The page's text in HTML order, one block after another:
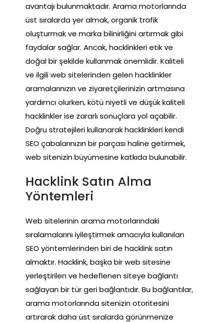
avantajı bulunmaktadır. Arama motorlarında
üst sıralarda yer almak, organik trafik
oluşturmak ve marka bilinirliğini artırmak gibi
faydalar sağlar. Ancak, hacklinkleri etik ve
doğal bir şekilde kullanmak önemlidir. Kaliteli
ve ilgili web sitelerinden gelen hacklinkler
aramalarınızın ve ziyaretçilerinizin artmasına
yardımcı olurken, kötü niyetli ve düşük kaliteli
hacklinkler ise zararlı sonuçlara yol açabilir.
Doğru stratejileri kullanarak hacklinkleri kendi
SEO çabalarınızın bir parçası haline getirmek,
web sitenizin büyümesine katkıda bulunabilir.
Hacklink Satın Alma
Yöntemleri
Web sitelerinin arama motorlarındaki
sıralamalarını iyileştirmek amacıyla kullanılan
SEO yöntemlerinden biri de hacklink satın
almaktır. Hacklink, başka bir web sitesine
yerleştirilen ve hedeflenen siteye bağlantı
sağlayan bir tür geri bağlantıdır. Bu bağlantılar,
arama motorlarında sitenizin otoritesini
artırarak daha üst sıralarda görünmenize